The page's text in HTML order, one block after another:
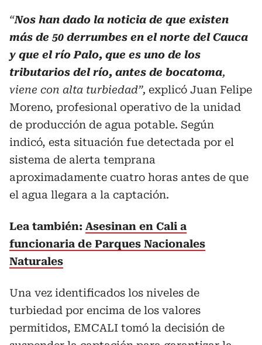
“Nos han dado la noticia de que existen
más de 50 derrumbes en el norte del Cauca
y que el río Palo, que es uno de los
tributarios del río, antes de bocatoma,
viene con alta turbiedad”, explicó Juan Felipe
Moreno, profesional operativo de la unidad
de producción de agua potable. Según
indicó, esta situación fue detectada por el
sistema de alerta temprana
aproximadamente cuatro horas antes de que
el agua llegara a la captación.
Lea también: Asesinan en Cali a
funcionaria de Parques Nacionales
Naturales
Una vez identificados los niveles de
turbiedad por encima de los valores
permitidos, EMCALI tomó la decisión de